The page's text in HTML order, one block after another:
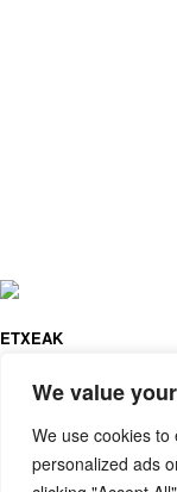
We value
We use cookies
personalized ads
ETXEAK